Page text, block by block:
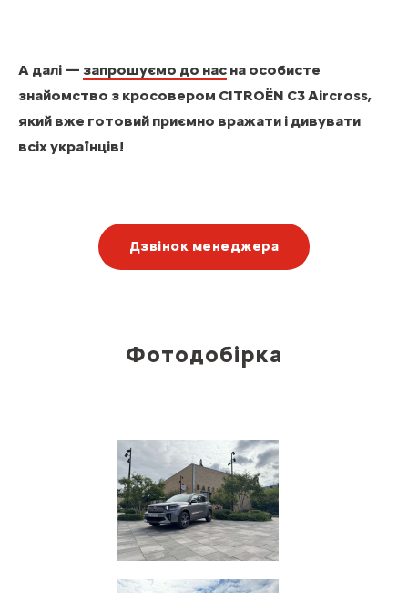
А далі — запрошуємо до наc на особисте
знайомство з кросовером CITROЁN C3 Aircross,
який вже готовий приємно вражати і дивувати
всіх українців!
Дзвінок менеджера
Фотодобірка